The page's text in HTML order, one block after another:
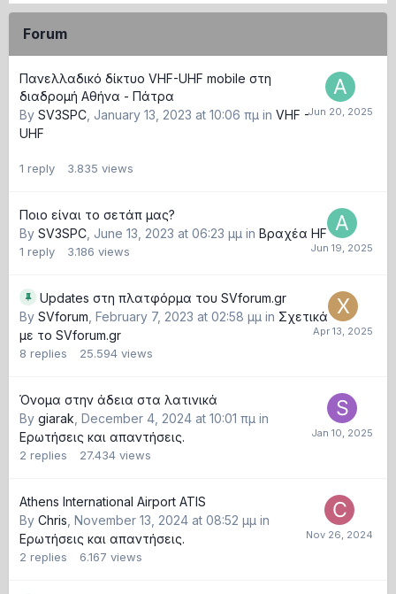
Forum
Πανελλαδικό δίκτυο VHF-UHF mobile στη
διαδρομή Αθήνα - Πάτρα
By SV3SPC January 13, 2023 at 10:06 πμ in VHF -
UHF
1 reply 3.835 views
Ποιο είναι το σετάπ μας?
By SV3SPC June 13, 2023 at 06:23 μμ in Βραχέα HF
1 reply 3.186 views
Updates στη πλατφόρμα του SVforum.gr
By SVforum February 7, 2023 at 02:58 μμ in Σχετικά
με το SVforum.gr
8 replies 25.594 views
Όνομα στην άδεια στα λατινικά
By giarak December 4, 2024 at 10:01 πμ in
Ερωτήσεις και απαντήσεις.
2 replies 27.434 views
Athens International Airport ATIS
By Chris November 13, 2024 at 08:52 μμ in
Ερωτήσεις και απαντήσεις.
2 replies 6.167 views